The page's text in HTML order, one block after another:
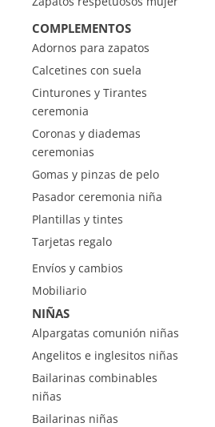
COMPLEMENTOS
Adornos para zapatos
Calcetines con suela
Cinturones y Tirantes
ceremonia
Coronas y diademas
ceremonias
Gomas y pinzas de pelo
Pasador ceremonia niña
Plantillas y tintes
Tarjetas regalo
Envíos y cambios
Mobiliario
NIÑAS
Alpargatas comunión niñas
Angelitos e inglesitos niñas
Bailarinas combinables
niñas
Bailarinas niñas